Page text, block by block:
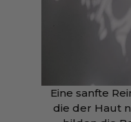
Eine sanfte
die der Haut